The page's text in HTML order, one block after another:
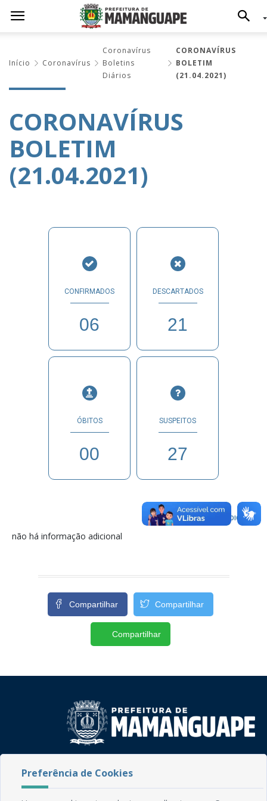
Início Coronavírus
Coronavírus
Boletins
Diários
CORONAVÍRUS
BOLETIM
(21.04.2021)
CORONAVÍRUS
BOLETIM
(21.04.2021)
CONFIRMADOS
06
DESCARTADOS
21
ÓBITOS
00
SUSPEITOS
27
INFORMAÇÕES ADICIONAIS
não há informação adicional
Compartilhar Compartilhar
Compartilhar
CEP: 58.280-000 - Mamanguape/PB
Fone: (83) 3292-2246
Preferência de Cookies